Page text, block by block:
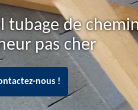
tubage de
pas cher
nous !